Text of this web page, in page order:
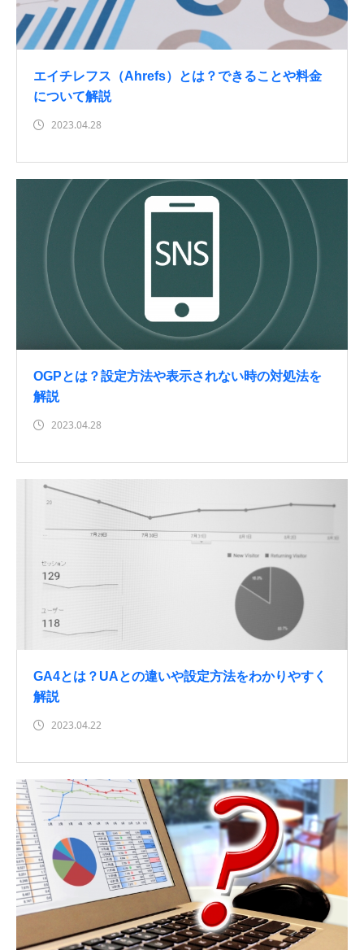
エイチレフス（Ahrefs）とは？できることや料金
について解説
2023.04.28
OGPとは？設定方法や表示されない時の対処法を
解説
2023.04.28
GA4とは？UAとの違いや設定方法をわかりやすく
解説
2023.04.22